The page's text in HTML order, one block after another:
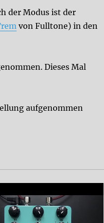
der Modus ist der
von Fulltone) in den
Dieses Mal
aufgenommen